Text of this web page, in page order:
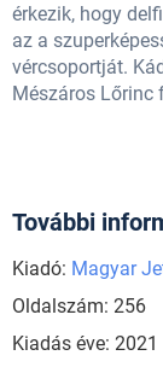
érkezik, hogy
az a
vércsoportját.
Mészáros Lőrinc
További
Kiadó: Magyar
Oldalszám: 256
Kiadás éve: 2021